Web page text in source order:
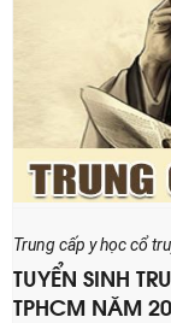
Trung cấp y học cổ
TUYỂN SINH
TPHCM NĂM